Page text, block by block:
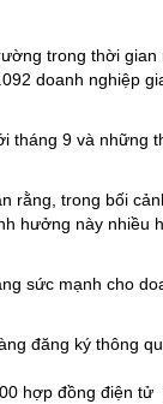
trong thời gian
doanh nghiệp
tháng 9 và những
rằng, trong bối
hưởng này nhiều
sức mạnh cho
đăng ký thông
hợp đồng điện tử